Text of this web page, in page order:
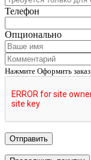
Телефон
Опционально
Нажмите Оформить
Отправить